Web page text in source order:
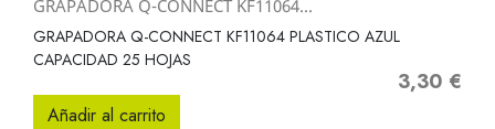
GRAPADORA Q-CONNECT KF11064...
GRAPADORA Q-CONNECT KF11064 PLASTICO AZUL
CAPACIDAD 25 HOJAS
Precio
3,30 €
Añadir al carrito